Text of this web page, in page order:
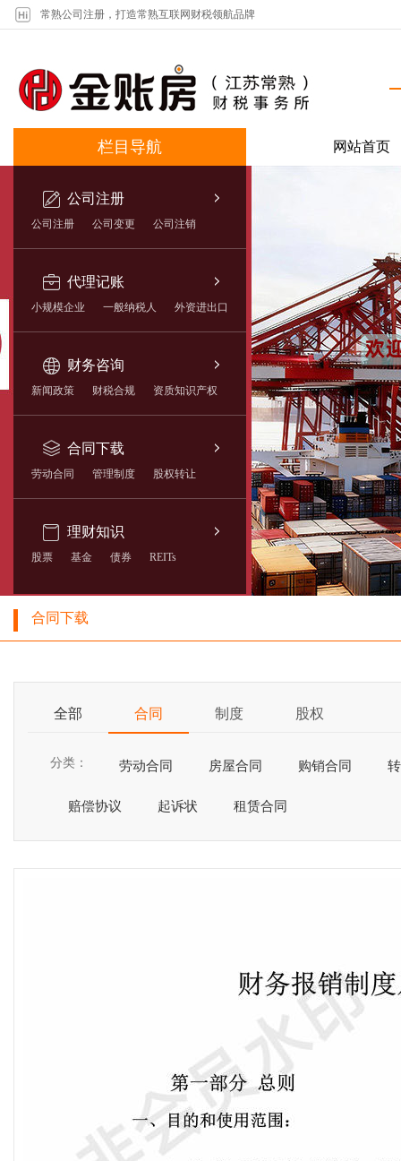
常熟公司注册，打造常熟互联网财税领航品牌
栏目导航 网站首页
公司注册
公司注册 公司变更 公司注销
代理记账
小规模企业 一般纳税人 外资进出口
财务咨询
新闻政策 财税合规 资质知识产权
合同下载
劳动合同 管理制度 股权转让
理财知识
股票 基金 债券 REITs
合同下载
全部 合同 制度 股权
分类： 劳动合同 房屋合同 购销合同
赔偿协议 起诉状 租赁合同